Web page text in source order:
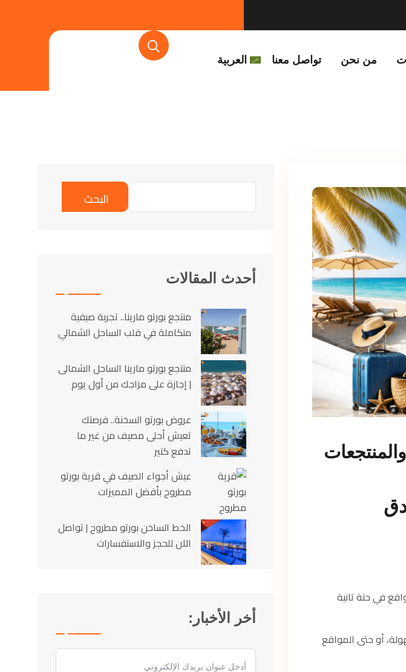
من نحن تواصل معنا العربية
في حتة تانية
أو حتى المواقع
البحث
أحدث المقالات
منتجع بورتو مارينا.. تجربة صيفية
متكاملة في قلب الساحل الشمالي
منتجع بورتو مارينا الساحل الشمالى
| إجازة على مزاجك من أول يوم
عروض بورتو السخنة.. فرصتك
تعيش أحلى مصيف من غير ما
تدفع كتير
عيش أجواء الصيف في قرية بورتو
مطروح بأفضل المميزات
الخط الساخن بورتو مطروح | تواصل
الآن للحجز والاستفسارات
أخر الأخبار: